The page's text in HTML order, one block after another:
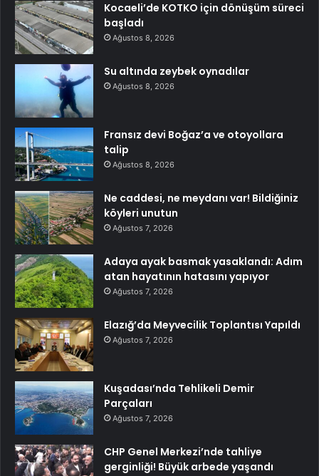
Kocaeli’de KOTKO için dönüşüm süreci
başladı
Ağustos 8, 2026
Su altında zeybek oynadılar
Ağustos 8, 2026
Fransız devi Boğaz’a ve otoyollara
talip
Ağustos 8, 2026
Ne caddesi, ne meydanı var! Bildiğiniz
köyleri unutun
Ağustos 7, 2026
Adaya ayak basmak yasaklandı: Adım
atan hayatının hatasını yapıyor
Ağustos 7, 2026
Elazığ’da Meyvecilik Toplantısı Yapıldı
Ağustos 7, 2026
Kuşadası’nda Tehlikeli Demir
Parçaları
Ağustos 7, 2026
CHP Genel Merkezi’nde tahliye
gerginliği! Büyük arbede yaşandı